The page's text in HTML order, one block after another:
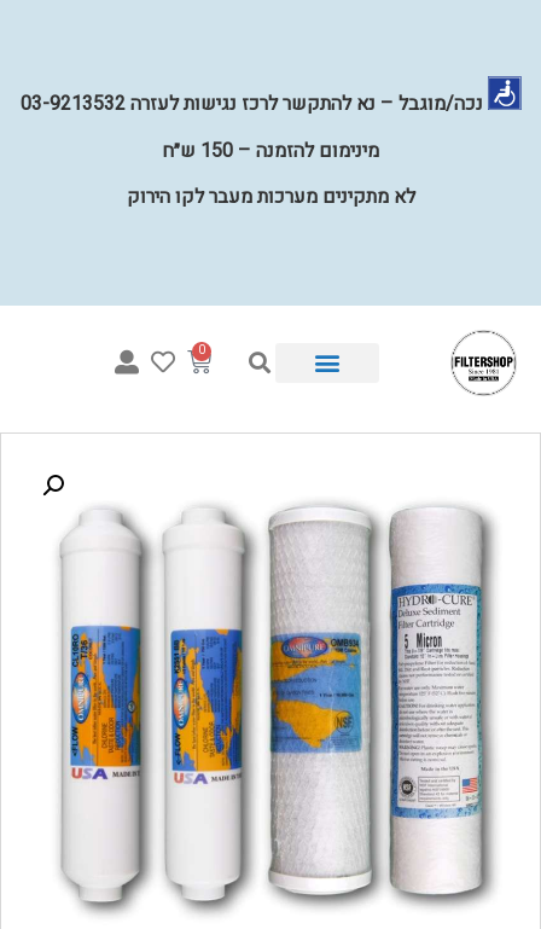
נכה/מוגבל – נא להתקשר לרכז נגישות לעזרה 03-9213532
מינימום להזמנה – 150 ש״ח
לא מתקינים מערכות מעבר לקו הירוק
0